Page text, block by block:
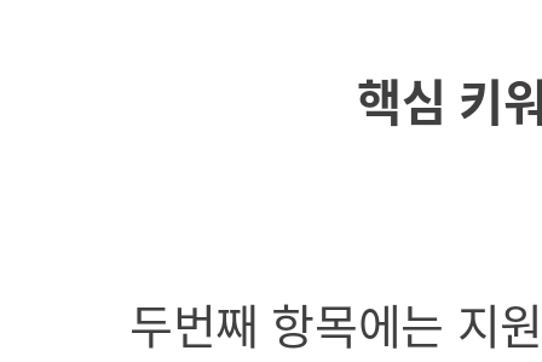
핵심 키
두번째 항목에는 지